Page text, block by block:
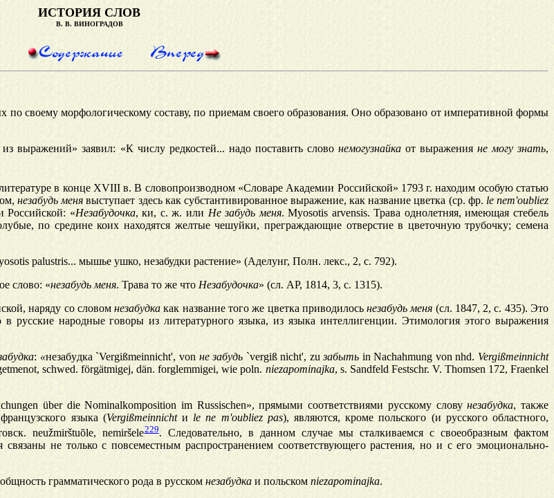
ИСТОРИЯ СЛОВ
В. В. ВИНОГРАДОВ
по своему морфологическому составу, по приемам своего образования. Оно образовано от императивной формы
выражений» заявил: «К числу редкостей... надо поставить слово немогузнайкаот выражения не могу знать,
в конце XVIII в. В словопроизводном «Словаре Академии Российской» 1793 г. находим особую статью
незабудь меня выступает здесь как субстантивированное выражение, как название цветка (ср. фр. lе пет'оиbliеz
Российской: «Незабудочка, ки, с. ж. или Не забудь меня. Myosotis arvensis. Трава однолетняя, имеющая стебель
по средине коих находятся желтые чешуйки, преграждающие отверстие в цветочную трубочку; семена
palustris... мышье ушко, незабудки растение» (Аделунг, Полн. лекс., 2, с. 792).
слово: «незабудь меня. Трава то же что Незабудочка» (сл. АР, 1814, 3, с. 1315).
наряду со словомнезабудка как название того же цветка приводилосьнезабудь меня (сл. 1847, 2, с. 435). Это
русские народные говоры из литературного языка, из языка интеллигенции. Этимология этого выражения
: «незабудка `Vergißmeinnicht', von не забудь `vergiß nicht', zuзабыть in Nachahmung von nhd. Vergißmeinnicht
schwed. förgätmigej, dän. forglemmigei, wie poln. niezapominajka, s. Sandfeld Festschr. V. Thomsen 172, Fraenkel
über die Nominalkomposition im Russischen», прямыми соответствиями русскому словунезабудка, также
языка (Vergißmeinnichtи le ne m'oubliez pas), являются, кроме польского (и русского областного,
neužmirštuõle, nemiršele229. Следовательно, в данном случае мы сталкиваемся с своеобразным фактом
не только с повсеместным распространением соответствующего растения, но и с его эмоционально-
грамматического рода в русском незабудкаи польском niezapominajka.